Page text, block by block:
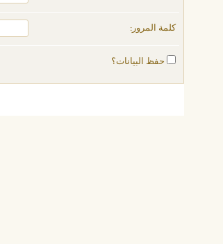
كلمة المرور:
حفظ البيانات؟